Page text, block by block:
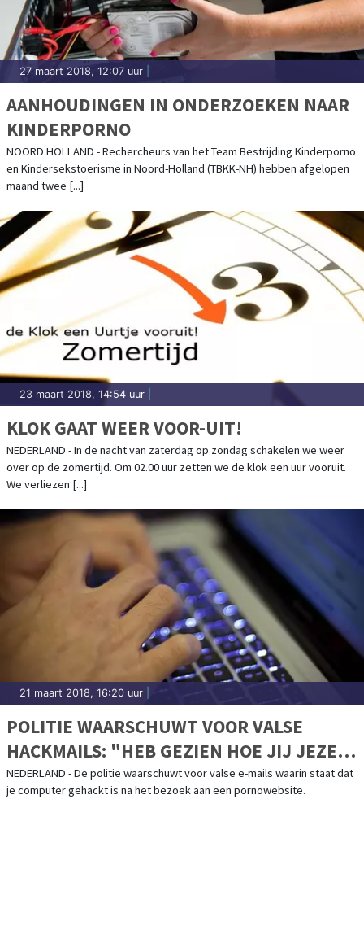
27 maart 2018, 12:07 uur
AANHOUDINGEN IN ONDERZOEKEN NAAR
KINDERPORNO
NOORD HOLLAND - Rechercheurs van het Team Bestrijding Kinderporno
en Kindersekstoerisme in Noord-Holland (TBKK-NH) hebben afgelopen
maand twee [...]
23 maart 2018, 14:54 uur
KLOK GAAT WEER VOOR-UIT!
NEDERLAND - In de nacht van zaterdag op zondag schakelen we weer
over op de zomertijd. Om 02.00 uur zetten we de klok een uur vooruit.
We verliezen [...]
21 maart 2018, 16:20 uur
POLITIE WAARSCHUWT VOOR VALSE
HACKMAILS: "HEB GEZIEN HOE JIJ JEZELF
BEVREDIGT"
NEDERLAND - De politie waarschuwt voor valse e-mails waarin staat dat
je computer gehackt is na het bezoek aan een pornowebsite.